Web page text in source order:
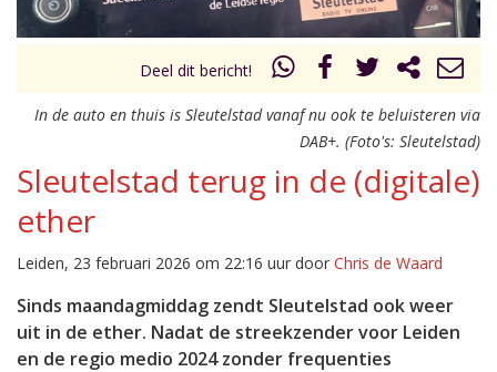
Deel dit bericht!
In de auto en thuis is Sleutelstad vanaf nu ook te beluisteren via
DAB+. (Foto's: Sleutelstad)
Sleutelstad terug in de (digitale)
ether
Leiden, 23 februari 2026 om 22:16 uur door Chris de Waard
Sinds maandagmiddag zendt Sleutelstad ook weer
uit in de ether. Nadat de streekzender voor Leiden
en de regio medio 2024 zonder frequenties